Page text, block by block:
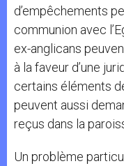
d’empêchements
communion avec
ex-anglicans
à la faveur d’une
certains éléments
peuvent aussi
reçus dans la
Un problème